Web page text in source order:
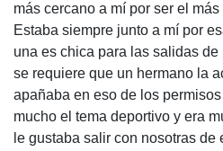
más cercano a mí por ser el
Estaba siempre junto a mí por
una es chica para las salidas
se requiere que un hermano la
apañaba en eso de los
mucho el tema deportivo y era
le gustaba salir con nosotras